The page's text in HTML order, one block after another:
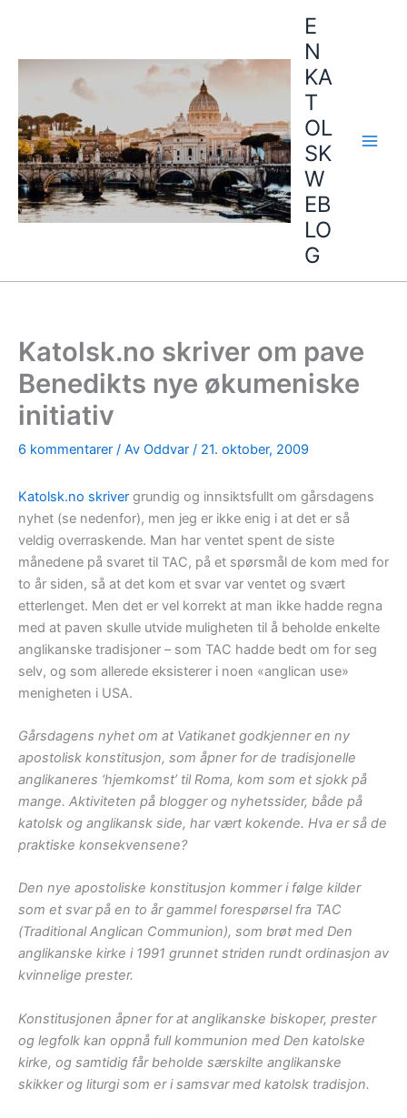
E
N
KA
T
OL
SK
W
EB
LO
G
Katolsk.no skriver om pave
Benedikts nye økumeniske
initiativ
6 kommentarer / Av Oddvar / 21. oktober, 2009
Katolsk.no skriver grundig og innsiktsfullt om gårsdagens
nyhet (se nedenfor), men jeg er ikke enig i at det er så
veldig overraskende. Man har ventet spent de siste
månedene på svaret til TAC, på et spørsmål de kom med for
to år siden, så at det kom et svar var ventet og svært
etterlenget. Men det er vel korrekt at man ikke hadde regna
med at paven skulle utvide muligheten til å beholde enkelte
anglikanske tradisjoner – som TAC hadde bedt om for seg
selv, og som allerede eksisterer i noen «anglican use»
menigheten i USA.
Gårsdagens nyhet om at Vatikanet godkjenner en ny
apostolisk konstitusjon, som åpner for de tradisjonelle
anglikaneres ‘hjemkomst’ til Roma, kom som et sjokk på
mange. Aktiviteten på blogger og nyhetssider, både på
katolsk og anglikansk side, har vært kokende. Hva er så de
praktiske konsekvensene?
Den nye apostoliske konstitusjon kommer i følge kilder
som et svar på en to år gammel forespørsel fra TAC
(Traditional Anglican Communion), som brøt med Den
anglikanske kirke i 1991 grunnet striden rundt ordinasjon av
kvinnelige prester.
Konstitusjonen åpner for at anglikanske biskoper, prester
og legfolk kan oppnå full kommunion med Den katolske
kirke, og samtidig får beholde særskilte anglikanske
skikker og liturgi som er i samsvar med katolsk tradisjon.